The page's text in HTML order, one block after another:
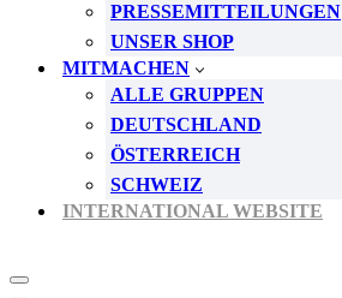
PRESSEMITTEILUNGEN
UNSER SHOP
MITMACHEN
ALLE GRUPPEN
DEUTSCHLAND
ÖSTERREICH
SCHWEIZ
INTERNATIONAL WEBSITE
Navigationsmenü